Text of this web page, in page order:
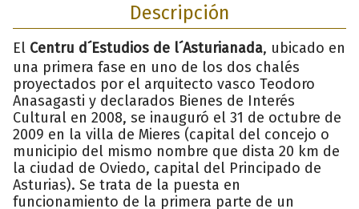
Descripción
El Centru d´Estudios de l´Asturianada, ubicado en
una primera fase en uno de los dos chalés
proyectados por el arquitecto vasco Teodoro
Anasagasti y declarados Bienes de Interés
Cultural en 2008, se inauguró el 31 de octubre de
2009 en la villa de Mieres (capital del concejo o
municipio del mismo nombre que dista 20 km de
la ciudad de Oviedo, capital del Principado de
Asturias). Se trata de la puesta en
funcionamiento de la primera parte de un